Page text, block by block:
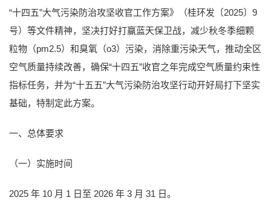
“十四五”大气污染防治攻坚收官工作方案》（桂环发〔2025〕9
号）等文件精神，坚决打好打赢蓝天保卫战，减少秋冬季细颗
粒物（pm2.5）和臭氧（o3）污染，消除重污染天气，推动全区
空气质量持续改善，确保“十四五”收官之年完成空气质量约束性
指标任务，并为“十五五”大气污染防治攻坚行动开好局打下坚实
基础，特制定此方案。
一、总体要求
（一）实施时间
2025 年 10 月 1 日至 2026 年 3 月 31 日。